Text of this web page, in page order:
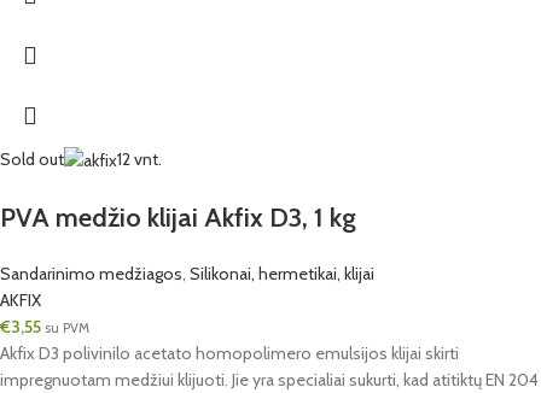
Sold out 12 vnt.
PVA medžio klijai Akfix D3, 1 kg
Sandarinimo medžiagos, Silikonai, hermetikai, klijai
AKFIX
€3,55 su PVM
Akfix D3 polivinilo acetato homopolimero emulsijos klijai skirti
impregnuotam medžiui klijuoti. Jie yra specialiai sukurti, kad atitiktų EN 204